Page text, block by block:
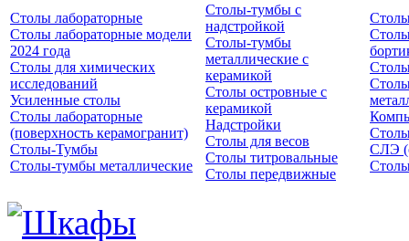
Столы лабораторные
Столы лабораторные модели
2024 года
Столы для химических
исследований
Усиленные столы
Столы лабораторные
(поверхность керамогранит)
Столы-Тумбы
Столы-тумбы металлические
Столы-тумбы с
надстройкой
Столы-тумбы
металлические с
керамикой
Столы островные с
керамикой
Надстройки
Столы для весов
Столы титровальные
Столы передвижные
СЛЭ